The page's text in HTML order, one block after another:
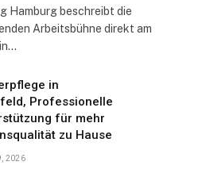
Hamburg beschreibt die
Arbeitsbühne direkt am
in
Professionelle
für mehr
zu Hause
2026